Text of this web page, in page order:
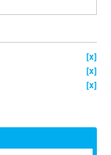
[x]
[x]
[x]